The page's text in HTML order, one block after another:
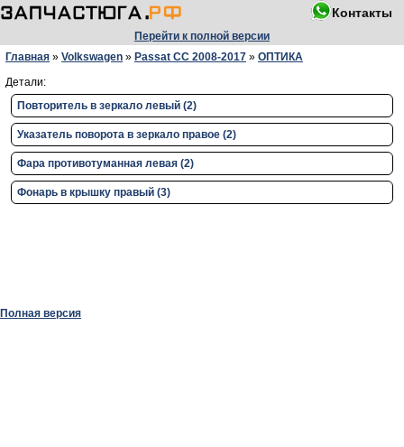
Контакты
Перейти к полной версии
Главная » Volkswagen » Passat CC 2008-2017 » ОПТИКА
Детали:
Повторитель в зеркало левый (2)
Указатель поворота в зеркало правое (2)
Фара противотуманная левая (2)
Фонарь в крышку правый (3)
Полная версия